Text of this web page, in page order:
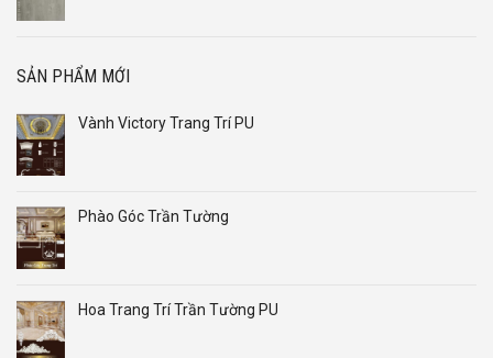
SẢN PHẨM MỚI
Vành Victory Trang Trí PU
Phào Góc Trần Tường
Hoa Trang Trí Trần Tường PU